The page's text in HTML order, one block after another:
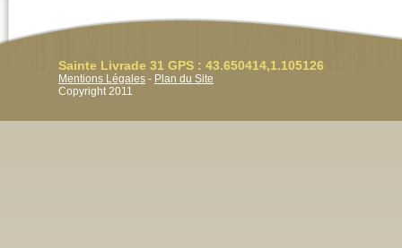
Sainte Livrade 31 GPS : 43.650414,1.105126
Mentions Légales - Plan du Site
Copyright 2011